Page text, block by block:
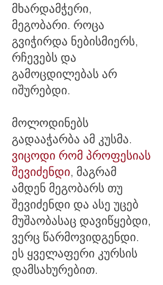
მხარდამჭერი,
მეგობარი. როცა
გვიჭირდა ნებისმიერს,
რჩევებს და
გამოცდილებას არ
იშურებდი.
მოლოდინებს
გადააჭარბა ამ კუსმა.
ვიცოდი რომ პროფესიას
შევიძენდი, მაგრამ
ამდენ მეგობარს თუ
შევიძენდი და ასე უცებ
მუშაობასაც დავიწყებდი,
ვერც წარმოვიდგენდი.
ეს ყველაფერი კურსის
დამსახურებით.